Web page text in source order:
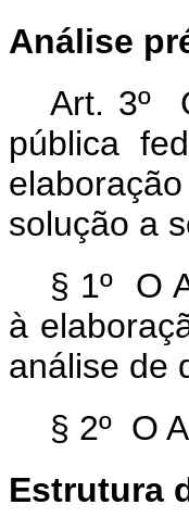
Análise
Art. 3º
pública
solução a
§ 1º O
à
análise de
§ 2º O
Estrutura